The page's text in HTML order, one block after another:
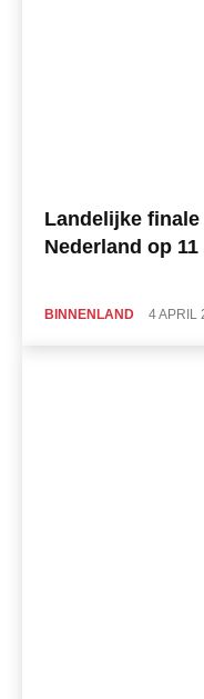
Landelijke
Nederland op
BINNENLAND 4 APRIL